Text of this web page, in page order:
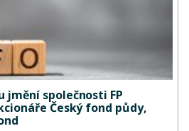
jmění společnosti FP
Český fond půdy,